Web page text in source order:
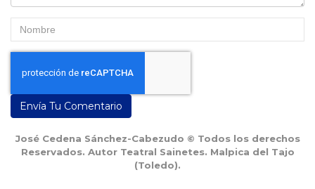
Envía Tu Comentario
José Cedena Sánchez-Cabezudo © Todos los derechos
Reservados. Autor Teatral Sainetes. Malpica del Tajo
(Toledo).